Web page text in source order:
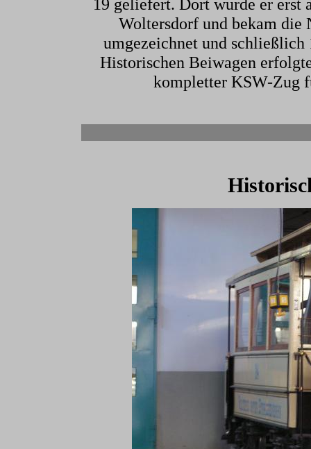
19 geliefert. Dort wurde er erst
Woltersdorf und bekam die
umgezeichnet und
Historischen Beiwagen
kompletter KSW-Zug